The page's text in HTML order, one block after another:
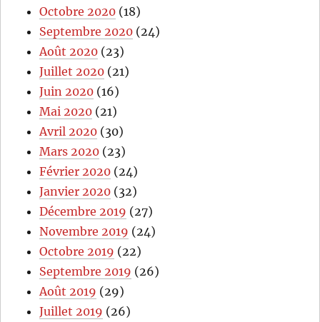
Octobre 2020 (18)
Septembre 2020 (24)
Août 2020 (23)
Juillet 2020 (21)
Juin 2020 (16)
Mai 2020 (21)
Avril 2020 (30)
Mars 2020 (23)
Février 2020 (24)
Janvier 2020 (32)
Décembre 2019 (27)
Novembre 2019 (24)
Octobre 2019 (22)
Septembre 2019 (26)
Août 2019 (29)
Juillet 2019 (26)